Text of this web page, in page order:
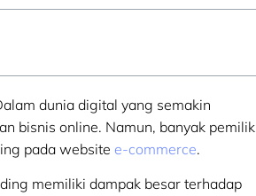
dunia digital yang semakin
bisnis online. Namun, banyak pemilik
pada website e-commerce.
memiliki dampak besar terhadap